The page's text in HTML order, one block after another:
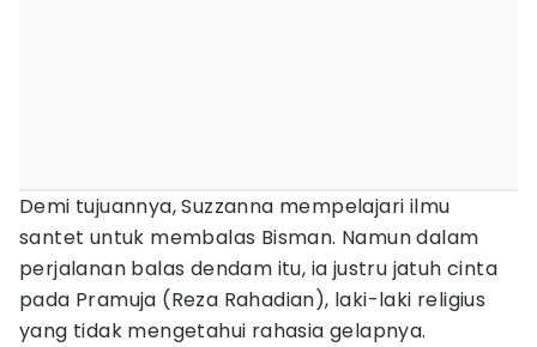
Demi tujuannya, Suzzanna mempelajari ilmu
santet untuk membalas Bisman. Namun dalam
perjalanan balas dendam itu, ia justru jatuh cinta
pada Pramuja (Reza Rahadian), laki-laki religius
yang tidak mengetahui rahasia gelapnya.